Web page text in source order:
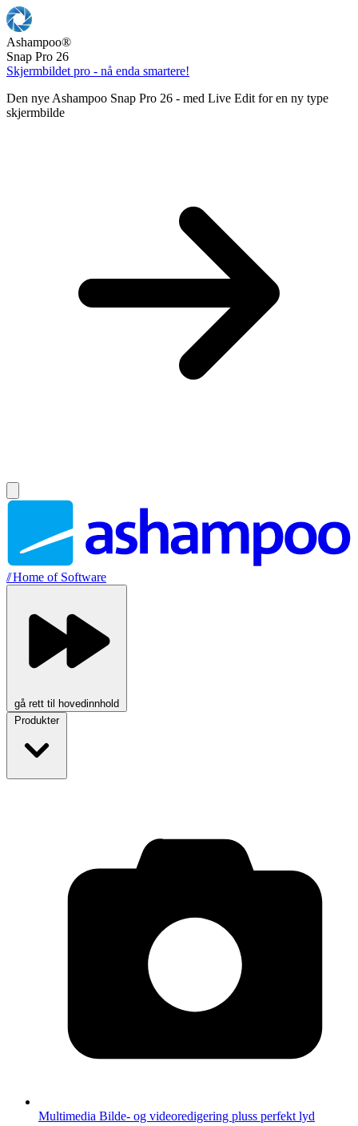
Ashampoo®
Snap Pro 26
Skjermbildet pro - nå enda smartere!
Den nye Ashampoo Snap Pro 26 - med Live Edit for en ny type
skjermbilde
//Home of Software
gå rett til hovedinnhold
Produkter
Multimedia Bilde- og videoredigering pluss perfekt lyd